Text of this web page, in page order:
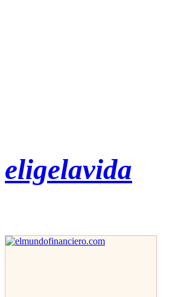
eligelavida